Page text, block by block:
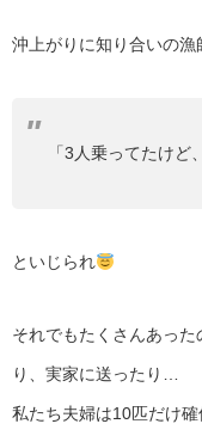
沖上がりに知り合いの漁
「3人乗ってたけど
といじられ
それでもたくさんあっ
り、実家に送ったり…
私たち夫婦は10匹だけ確